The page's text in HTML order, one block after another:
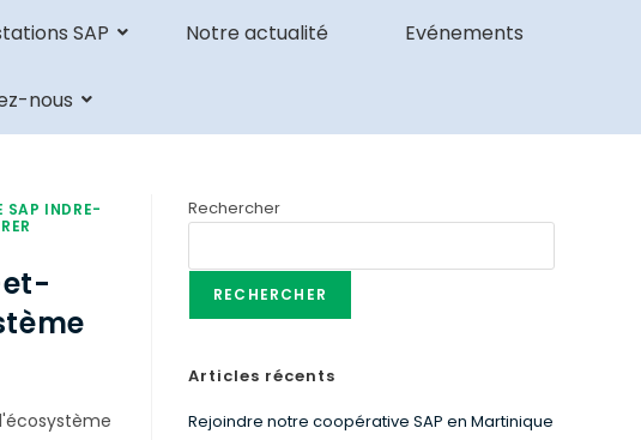
SAP Notre actualité Evénements
nous
SAP INDRE-
et-
Rechercher
RECHERCHER
Articles récents
Rejoindre notre coopérative SAP en Martinique